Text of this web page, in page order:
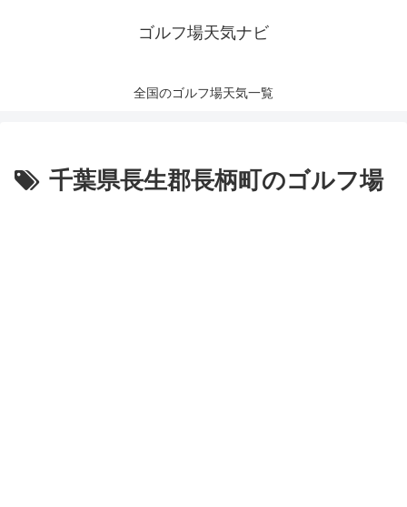
ゴルフ場天気ナビ
全国のゴルフ場天気一覧
千葉県長生郡長柄町のゴルフ場